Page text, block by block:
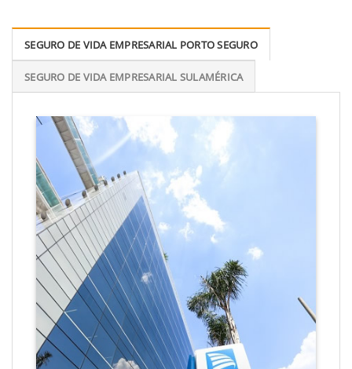
SEGURO DE VIDA EMPRESARIAL PORTO SEGURO
SEGURO DE VIDA EMPRESARIAL SULAMÉRICA